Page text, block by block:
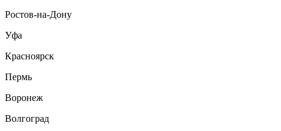
Ростов-на-Дону
Уфа
Красноярск
Пермь
Воронеж
Волгоград